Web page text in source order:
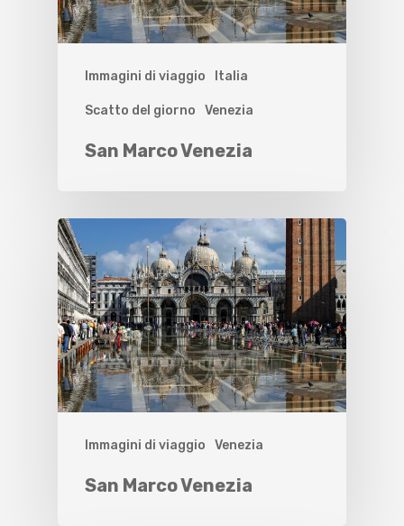
Immagini di viaggio Italia
Scatto del giorno Venezia
San Marco Venezia
Immagini di viaggio Venezia
San Marco Venezia